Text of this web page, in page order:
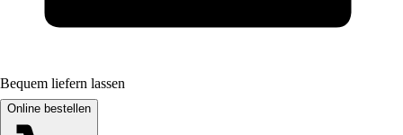
Bequem liefern lassen
Online bestellen